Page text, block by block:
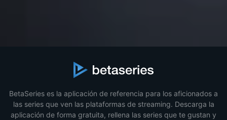
BetaSeries es la aplicación de referencia para los aficionados a
las series que ven las plataformas de streaming. Descarga la
aplicación de forma gratuita, rellena las series que te gustan y